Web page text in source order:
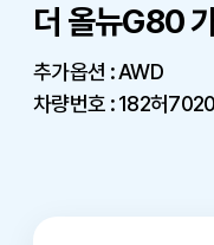
더 올뉴G80
추가옵션 : AWD
차량번호 : 182허7020